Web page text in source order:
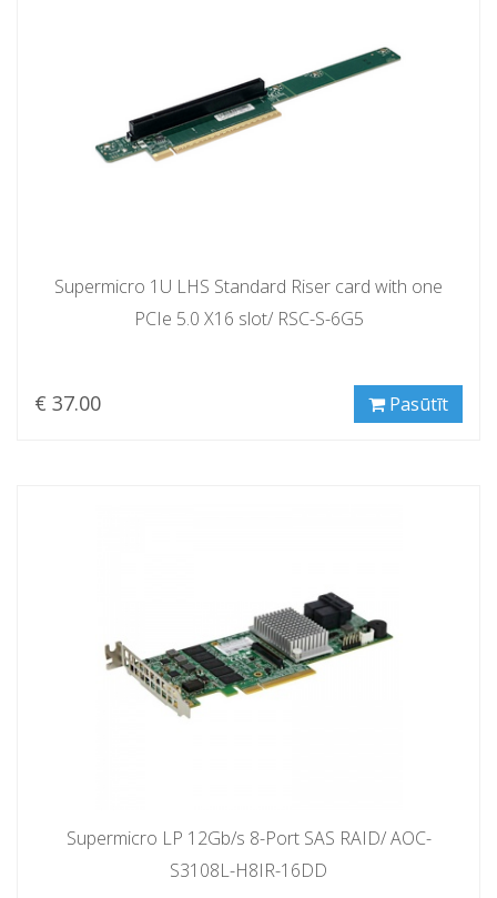
Supermicro 1U LHS Standard Riser card with one
PCIe 5.0 X16 slot/ RSC-S-6G5
€ 37.00 Pasūtīt
Supermicro LP 12Gb/s 8-Port SAS RAID/ AOC-
S3108L-H8IR-16DD